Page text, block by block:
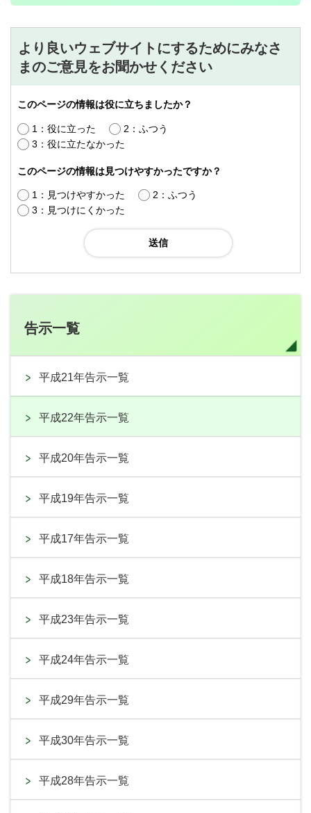
より良いウェブサイトにするためにみなさ
まのご意見をお聞かせください
このページの情報は役に立ちましたか？
1：役に立った
2：ふつう
3：役に立たなかった
このページの情報は見つけやすかったですか？
1：見つけやすかった
2：ふつう
3：見つけにくかった
告示一覧
平成21年告示一覧
平成22年告示一覧
平成20年告示一覧
平成19年告示一覧
平成17年告示一覧
平成18年告示一覧
平成23年告示一覧
平成24年告示一覧
平成29年告示一覧
平成30年告示一覧
平成28年告示一覧